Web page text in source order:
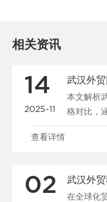
相关资讯
14
2025-11
本文解析
格对比，
本并提升
查看详情
02
在全球化